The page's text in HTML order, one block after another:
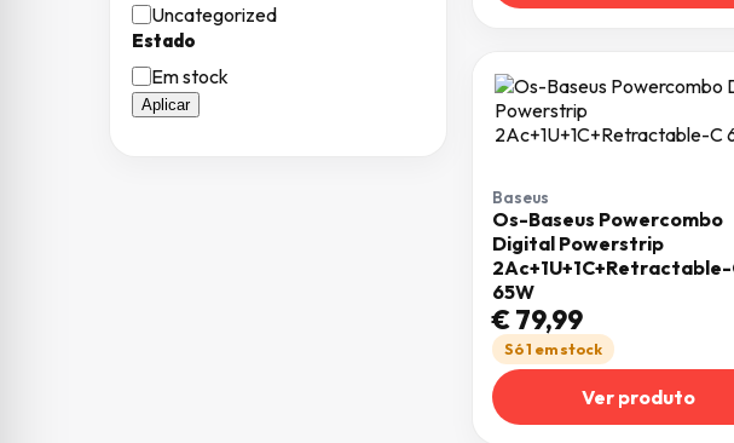
Categoria
Uncategorized
Estado
Estado
Em stock
Aplicar
Baseus
Os-Baseus Powercombo
Digital Powerstrip
2Ac+1U+1C+Retractable-
65W
€79,99
Só 1 em stock
Ver produto